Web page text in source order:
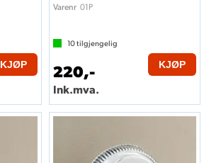
KJØP
Varenr 01P
10tilgjengelig
220,-
Ink.mva.
KJØP